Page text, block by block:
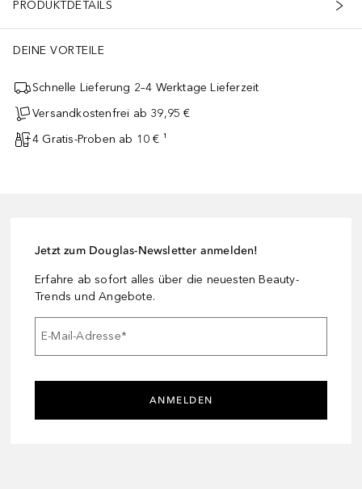
PRODUKTDETAILS
DEINE VORTEILE
Schnelle Lieferung 2–4 Werktage Lieferzeit
Versandkostenfrei ab 39,95 €
4 Gratis-Proben ab 10 € ¹
Jetzt zum Douglas-Newsletter anmelden!
Erfahre ab sofort alles über die neuesten Beauty-
Trends und Angebote.
E-Mail-Adresse*
ANMELDEN